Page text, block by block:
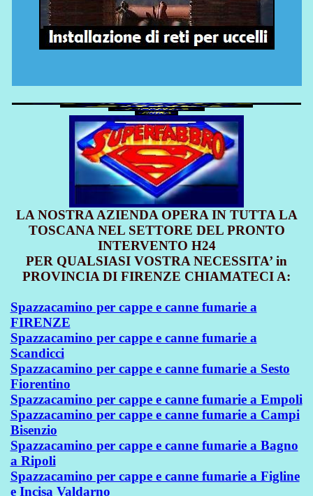
LA NOSTRA AZIENDA OPERA IN TUTTA LA
TOSCANA NEL SETTORE DEL PRONTO
INTERVENTO H24
PER QUALSIASI VOSTRA NECESSITA’ in
PROVINCIA DI FIRENZE CHIAMATECI A:
Spazzacamino per cappe e canne fumarie a
FIRENZE
Spazzacamino per cappe e canne fumarie a
Scandicci
Spazzacamino per cappe e canne fumarie a Sesto
Fiorentino
Spazzacamino per cappe e canne fumarie a Empoli
Spazzacamino per cappe e canne fumarie a Campi
Bisenzio
Spazzacamino per cappe e canne fumarie a Bagno
a Ripoli
Spazzacamino per cappe e canne fumarie a Figline
e Incisa Valdarno